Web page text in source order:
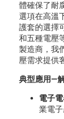
體確保了耐
選項在高溫
護套的選擇
和五種電壓
製造商，我
壓需求提供
典型應用—
電子電
業電